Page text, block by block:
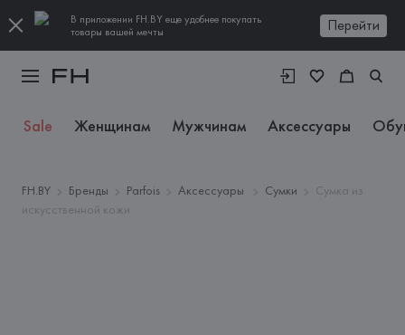
В приложении FH.BY еще удобнее покупать
товары вашей мечты
Перейти
Sale Женщинам Мужчинам Аксессуары
FH.BY Бренды Parfois Аксессуары Сумки
Сумка из
искусственной кожи